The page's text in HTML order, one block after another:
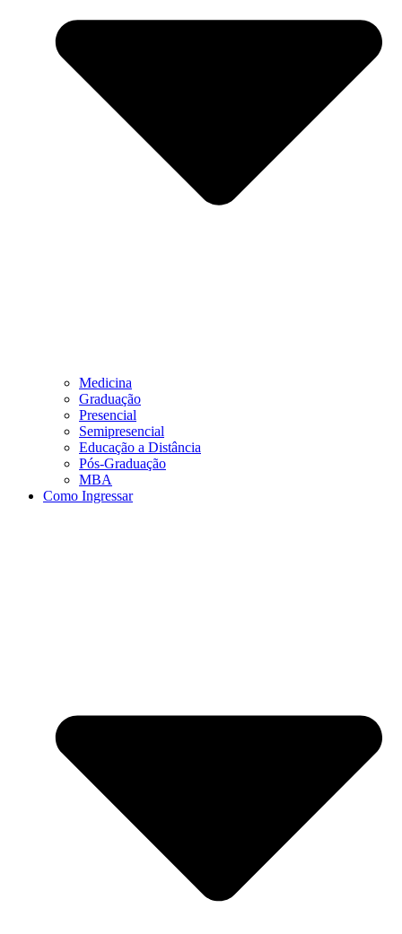
Medicina
Graduação
Presencial
Semipresencial
Educação a Distância
Pós-Graduação
MBA
Como Ingressar